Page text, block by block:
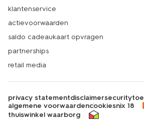
klantenservice
actievoorwaarden
saldo cadeaukaart opvragen
partnerships
retail media
privacy statementdisclaimersecurity
algemene voorwaardencookiesnix 18
thuiswinkel waarborg